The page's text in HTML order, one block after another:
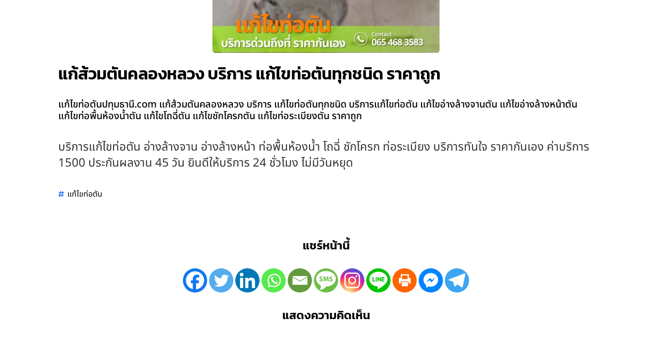
แก้ส้วมตันคลองหลวง บริการ แก้ไขท่อตันทุกชนิด ราคาถูก
แก้ไขท่อตันปทุมธานี.com แก้ส้วมตันคลองหลวง บริการ แก้ไขท่อตันทุกชนิด บริการแก้ไขท่อตัน แก้ไขอ่างล้างจานตัน แก้ไขอ่างล้างหน้าตัน
แก้ไขท่อพื้นห้องน้ำตัน แก้ไขโถฉี่ตัน แก้ไขชักโครกตัน แก้ไขท่อระเบียงตัน ราคาถูก
บริการแก้ไขท่อตัน อ่างล้างจาน อ่างล้างหน้า ท่อพื้นห้องน้ำ โถฉี่ ชักโครก ท่อระเบียง บริการทันใจ ราคากันเอง ค่าบริการ
1500 ประกันผลงาน 45 วัน ยินดีให้บริการ 24 ชั่วโมง ไม่มีวันหยุด
แก้ไขท่อตัน
แชร์หน้านี้
แสดงความคิดเห็น